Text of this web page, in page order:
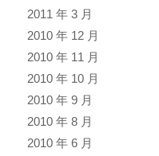
2011 年 3 月
2010 年 12 月
2010 年 11 月
2010 年 10 月
2010 年 9 月
2010 年 8 月
2010 年 6 月